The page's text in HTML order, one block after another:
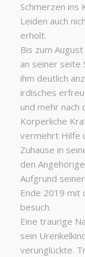
Schmerzen ins
Leiden auch
Bis zum
an seiner seite
ihm deutlich
irdisches
und mehr nach
Korperliche
vermehrt Hilfe
Zuhause in
den
Aufgrund
Ende 2019 mit
Eine traurige
sein
verunglückte.